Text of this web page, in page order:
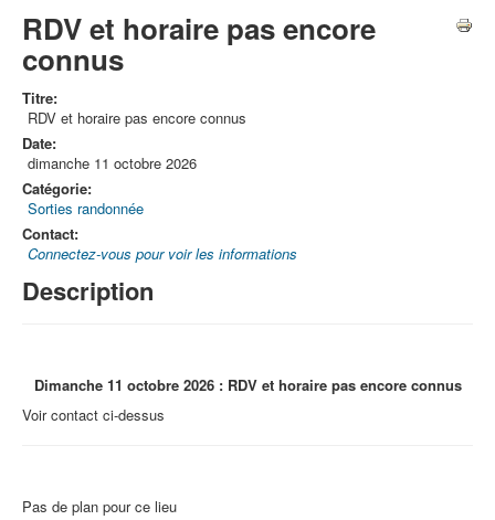
RDV et horaire pas encore
connus
Titre:
RDV et horaire pas encore connus
Date:
dimanche 11 octobre 2026
Catégorie:
Sorties randonnée
Contact:
Connectez-vous pour voir les informations
Description
Dimanche 11 octobre 2026 : RDV et horaire pas encore connus
Voir contact ci-dessus
Pas de plan pour ce lieu